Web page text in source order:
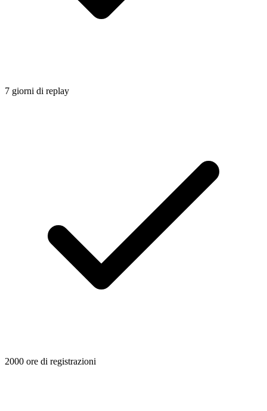
7 giorni di replay
2000 ore di registrazioni